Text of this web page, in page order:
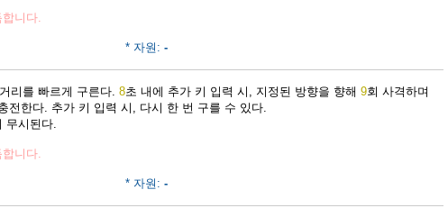
니다.
* 자원: -
거리를 빠르게 구른다. 8초 내에 추가 키 입력 시, 지정된 방향을 향해 9회 사격하며
전한다. 추가 키 입력 시, 다시 한 번 구를 수 있다.
무시된다.
니다.
* 자원: -